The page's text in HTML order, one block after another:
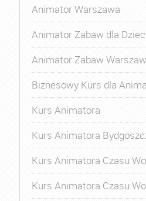
Animator Warszawa
Animator Zabaw dla
Animator Zabaw
Biznesowy Kurs dla
Kurs Animatora
Kurs Animatora
Kurs Animatora Czasu
Kurs Animatora Czasu